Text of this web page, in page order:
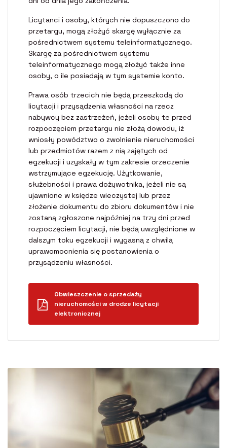
Licytanci i osoby, których nie dopuszczono do
przetargu, mogą złożyć skargę wyłącznie za
pośrednictwem systemu teleinformatycznego.
Skargę za pośrednictwem systemu
teleinformatycznego mogą złożyć także inne
osoby, o ile posiadają w tym systemie konto.
Prawa osób trzecich nie będą przeszkodą do
licytacji i przysądzenia własności na rzecz
nabywcy bez zastrzeżeń, jeżeli osoby te przed
rozpoczęciem przetargu nie złożą dowodu, iż
wniosły powództwo o zwolnienie nieruchomości
lub przedmiotów razem z nią zajętych od
egzekucji i uzyskały w tym zakresie orzeczenie
wstrzymujące egzekucję. Użytkowanie,
służebności i prawa dożywotnika, jeżeli nie są
ujawnione w księdze wieczystej lub przez
złożenie dokumentu do zbioru dokumentów i nie
zostaną zgłoszone najpóźniej na trzy dni przed
rozpoczęciem licytacji, nie będą uwzględnione w
dalszym toku egzekucji i wygasną z chwilą
uprawomocnienia się postanowienia o
przysądzeniu własności.
Obwieszczenie o sprzedaży
nieruchomości w drodze licytacji
elektronicznej